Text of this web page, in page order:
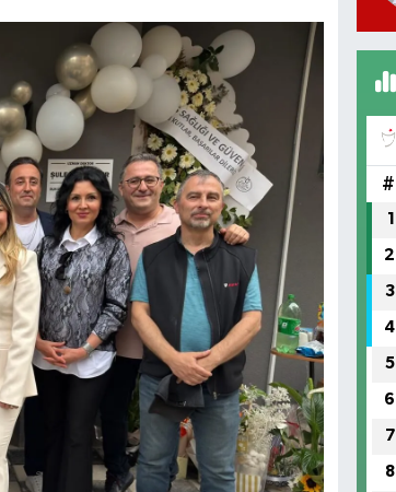
#
1
2
3
4
5
6
7
8